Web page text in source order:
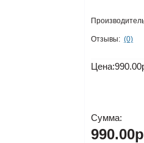
Отзывы: (0)
Цена:
Сумма:
990.00р